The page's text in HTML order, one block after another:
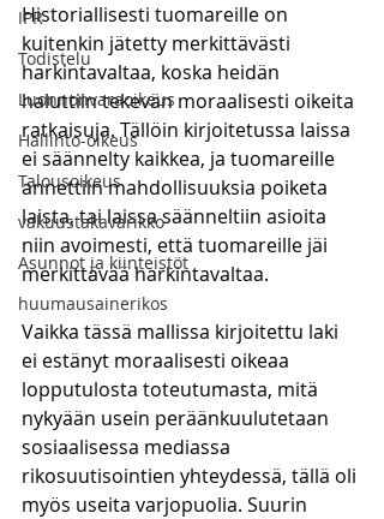
IPR
Todistelu
Luonnonvaraoikeus
Hallinto-oikeus
Talousoikeus
vakuustakavarikko
Asunnot ja kiinteistöt
huumausainerikos
Historiallisesti tuomareille on
kuitenkin jätetty merkittävästi
harkintavaltaa, koska heidän
haluttiin tekevän moraalisesti oikeita
ratkaisuja. Tällöin kirjoitetussa laissa
ei säännelty kaikkea, ja tuomareille
annettiin mahdollisuuksia poiketa
laista, tai laissa säänneltiin asioita
niin avoimesti, että tuomareille jäi
merkittävää harkintavaltaa.
Vaikka tässä mallissa kirjoitettu laki
ei estänyt moraalisesti oikeaa
lopputulosta toteutumasta, mitä
nykyään usein peräänkuulutetaan
sosiaalisessa mediassa
rikosuutisointien yhteydessä, tällä oli
myös useita varjopuolia. Suurin